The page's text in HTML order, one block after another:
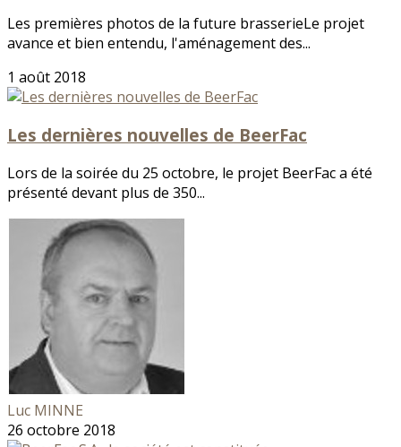
Les premières photos de la future brasserieLe projet
avance et bien entendu, l'aménagement des...
1 août 2018
Les dernières nouvelles de BeerFac
Lors de la soirée du 25 octobre, le projet BeerFac a été
présenté devant plus de 350...
Luc MINNE
26 octobre 2018